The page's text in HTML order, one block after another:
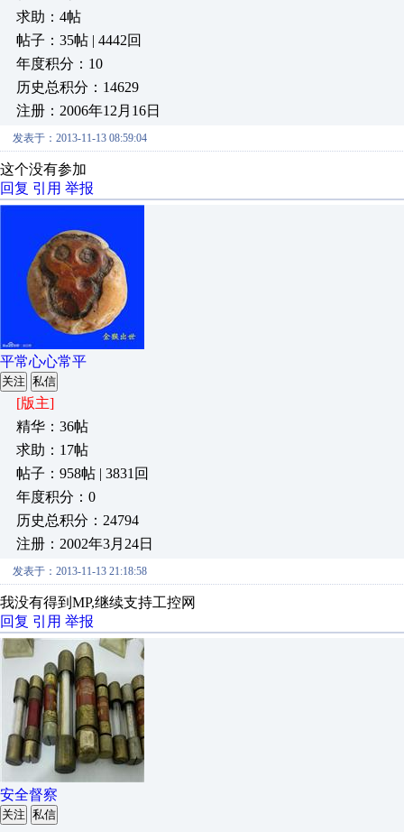
求助：4帖
帖子：35帖 | 4442回
年度积分：10
历史总积分：14629
注册：2006年12月16日
发表于：2013-11-13 08:59:04
这个没有参加
回复 引用 举报
平常心心常平
关注 私信
[版主]
精华：36帖
求助：17帖
帖子：958帖 | 3831回
年度积分：0
历史总积分：24794
注册：2002年3月24日
发表于：2013-11-13 21:18:58
我没有得到MP,继续支持工控网
回复 引用 举报
安全督察
关注 私信